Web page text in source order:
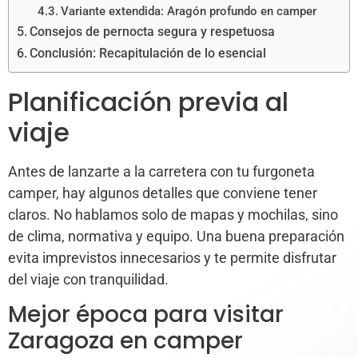
Variante extendida: Aragón profundo en camper
Consejos de pernocta segura y respetuosa
Conclusión: Recapitulación de lo esencial
Planificación previa al
viaje
Antes de lanzarte a la carretera con tu furgoneta
camper, hay algunos detalles que conviene tener
claros. No hablamos solo de mapas y mochilas, sino
de clima, normativa y equipo. Una buena preparación
evita imprevistos innecesarios y te permite disfrutar
del viaje con tranquilidad.
Mejor época para visitar
Zaragoza en camper